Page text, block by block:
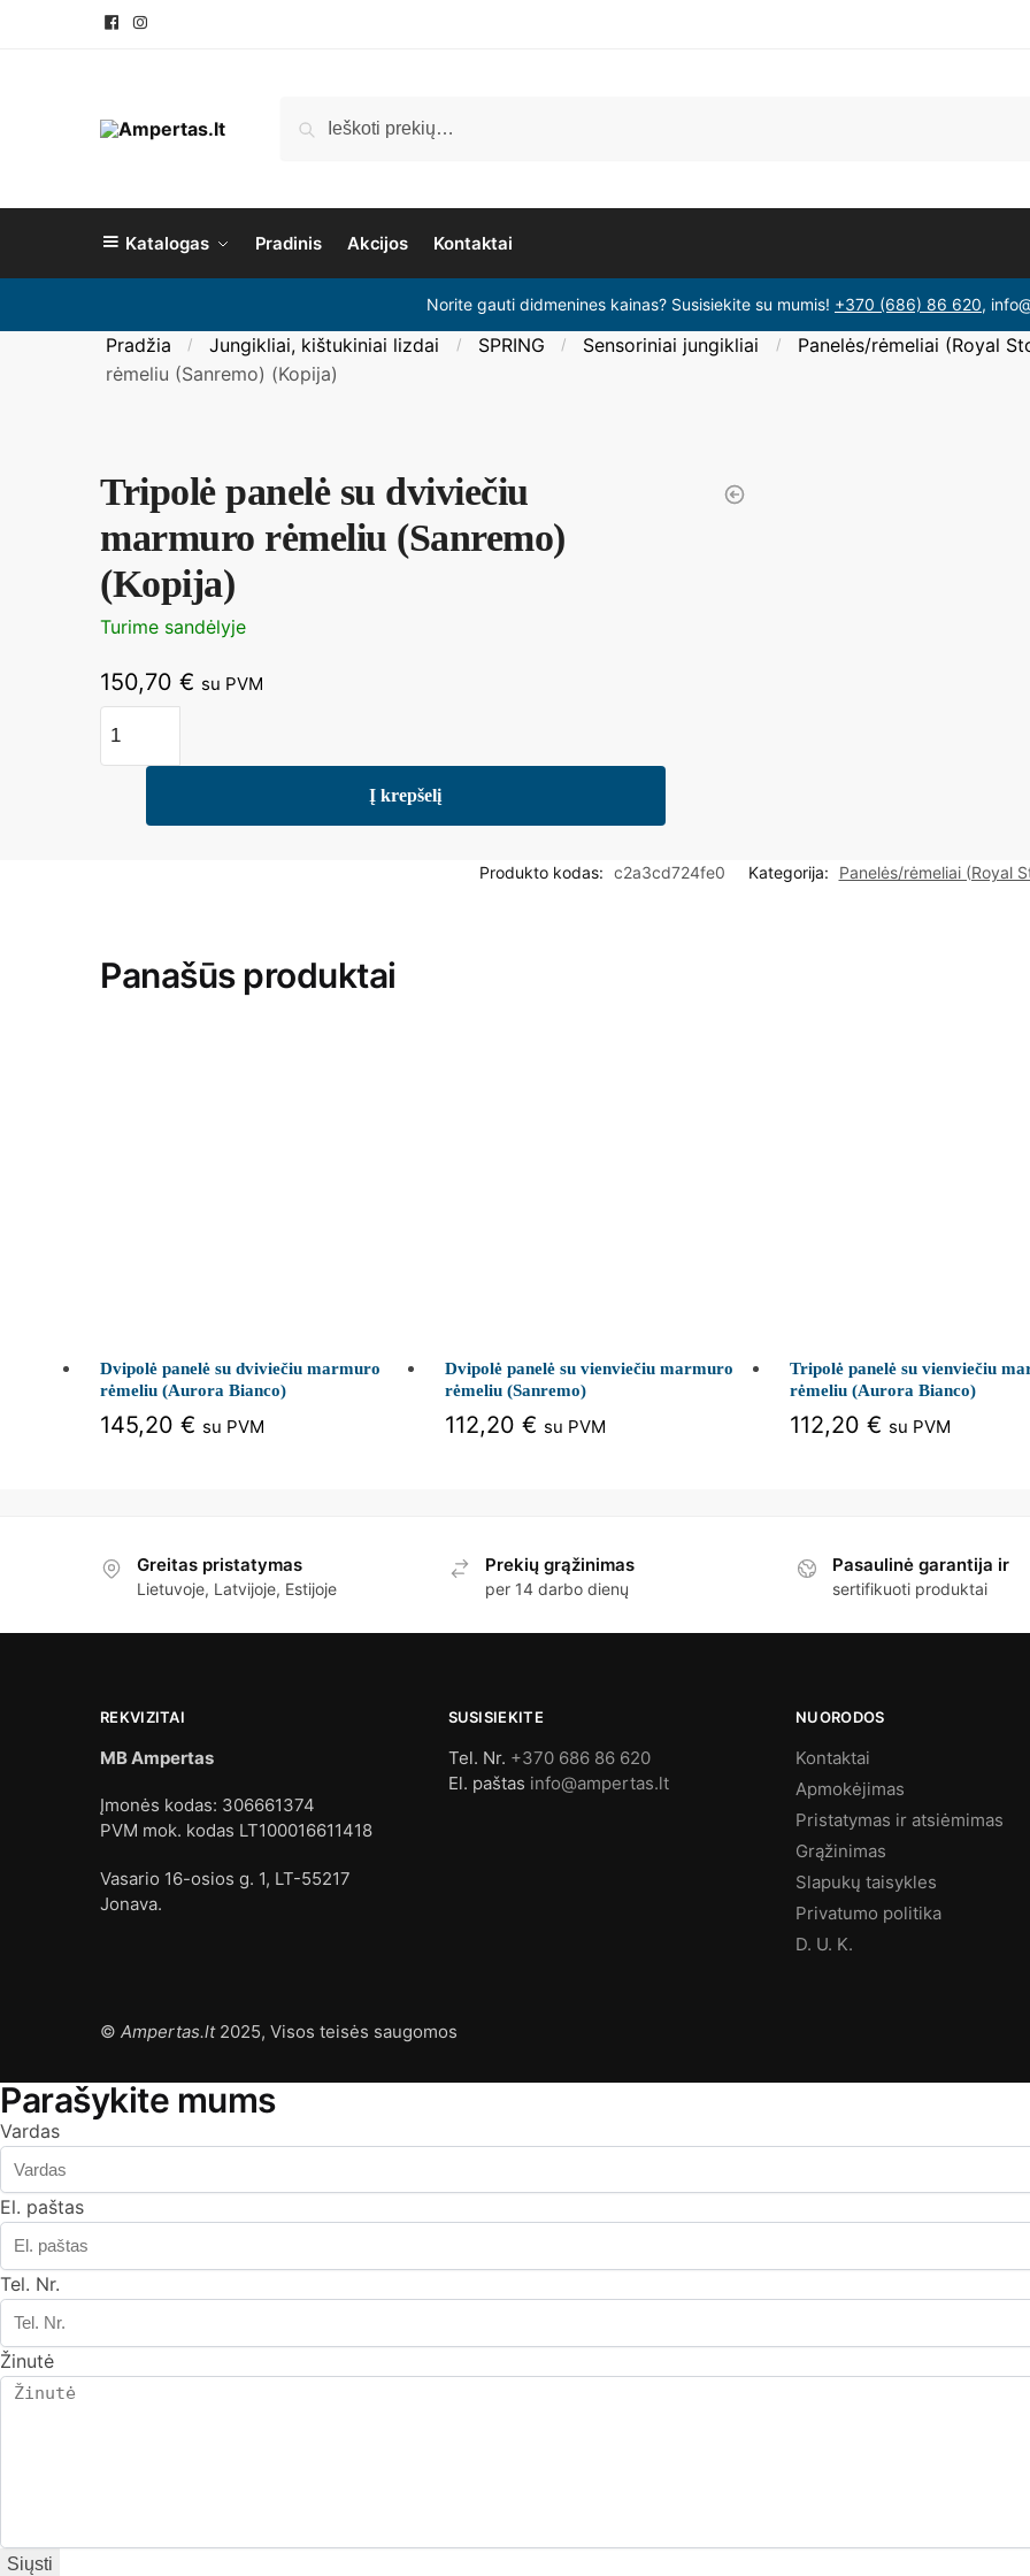
Katalogas Pradinis Akcijos Kontaktai
Norite gauti didmenines kainas? Susisiekite su mumis! +370 (686) 86 620,
Pradžia / Jungikliai, kištukiniai lizdai / SPRING / Sensoriniai jungikliai / Panelės/rėmeliai (Royal
rėmeliu (Sanremo) (Kopija)
Tripolė panelė su dviviečiu
marmuro rėmeliu (Sanremo)
(Kopija)
Turime sandėlyje
150,70€ su PVM
kiekis:
Tripolė
(Kopija)
Į krepšelį
Produkto kodas: c2a3cd724fe0 Kategorija: Panelės/rėmeliai (Royal
Panašūs produktai
Dvipolė panelė su dviviečiu marmuro
rėmeliu (Aurora Bianco)
145,20€ su PVM
Dvipolė panelė su vienviečiu marmuro
rėmeliu (Sanremo)
112,20 € su PVM
Tripolė panelė su vienviečiu
rėmeliu (Aurora Bianco)
112,20 € su PVM
Greitas pristatymas
Lietuvoje, Latvijoje, Estijoje
Prekių grąžinimas
per 14 darbo dienų
Pasaulinė garantija ir
sertifikuoti produktai
REKVIZITAI
MB Ampertas
Įmonės kodas: 306661374
PVM mok. kodas LT100016611418
Vasario 16-osios g. 1, LT-55217
Jonava.
SUSISIEKITE
Tel. Nr. +370 686 86 620
El. paštas info@ampertas.lt
NUORODOS
Kontaktai
Apmokėjimas
Pristatymas ir atsiėmimas
Grąžinimas
Slapukų taisykles
Privatumo politika
D. U. K.
© Ampertas.lt2025, Visos teisės saugomos
Parašykite mums
Vardas
El. paštas
Tel. Nr.
Žinutė
Siųsti